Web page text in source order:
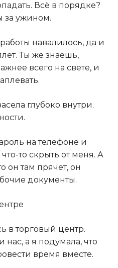
Всё в порядке?
за ужином.
навалилось, да и
Ты же знаешь,
всего на свете, и
глубоко внутри.
на телефоне и
то скрыть от меня. А
он там прячет, он
документы.
в торговый центр.
нас, а я подумала, что
время вместе.